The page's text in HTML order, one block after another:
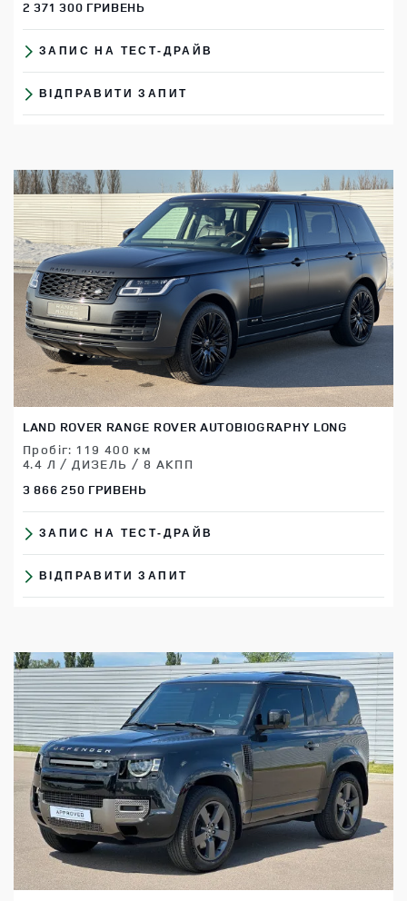
2 371 300 ГРИВЕНЬ
ЗАПИС НА ТЕСТ-ДРАЙВ
ВІДПРАВИТИ ЗАПИТ
LAND ROVER RANGE ROVER AUTOBIOGRAPHY LONG
Пробіг: 119 400 км
4.4 Л / ДИЗЕЛЬ / 8 АКПП
3 866 250 ГРИВЕНЬ
ЗАПИС НА ТЕСТ-ДРАЙВ
ВІДПРАВИТИ ЗАПИТ